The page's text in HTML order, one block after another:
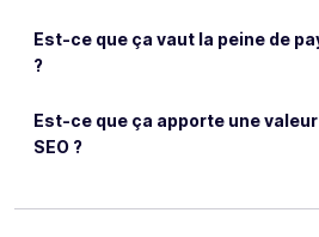
Est-ce que ça vaut la peine de
?
Est-ce que ça apporte une
SEO ?